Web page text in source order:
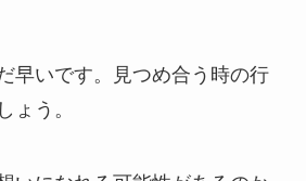
早いです。見つめ合う時の行
ょう。